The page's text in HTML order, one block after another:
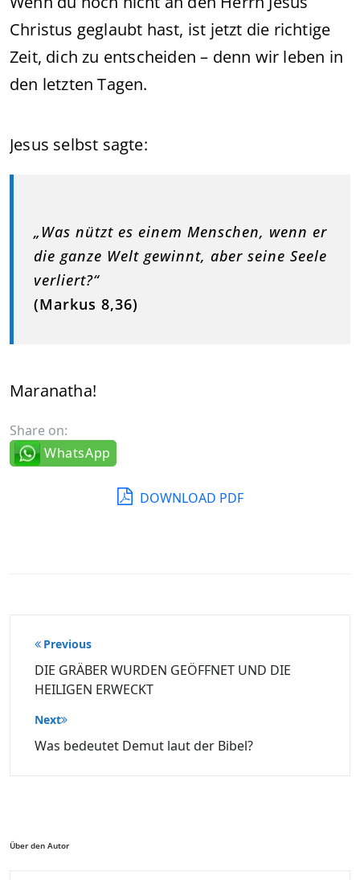
Christus geglaubt hast, ist jetzt die richtige
Zeit, dich zu entscheiden – denn wir leben in
den letzten Tagen.
Jesus selbst sagte:
„Was nützt es einem Menschen, wenn er
die ganze Welt gewinnt, aber seine Seele
verliert?“
(Markus 8,36)
Maranatha!
Share on:
WhatsApp
DOWNLOAD PDF
Beitragsnavigation
Previous
DIE GRÄBER WURDEN GEÖFFNET UND DIE
HEILIGEN ERWECKT
Next
Was bedeutet Demut laut der Bibel?
Über den Autor